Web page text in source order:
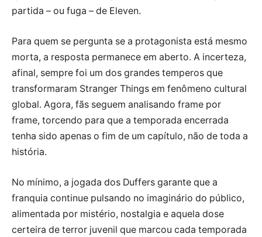
partida – ou fuga – de Eleven.
Para quem se pergunta se a protagonista está mesmo
morta, a resposta permanece em aberto. A incerteza,
afinal, sempre foi um dos grandes temperos que
transformaram Stranger Things em fenômeno cultural
global. Agora, fãs seguem analisando frame por
frame, torcendo para que a temporada encerrada
tenha sido apenas o fim de um capítulo, não de toda a
história.
No mínimo, a jogada dos Duffers garante que a
franquia continue pulsando no imaginário do público,
alimentada por mistério, nostalgia e aquela dose
certeira de terror juvenil que marcou cada temporada